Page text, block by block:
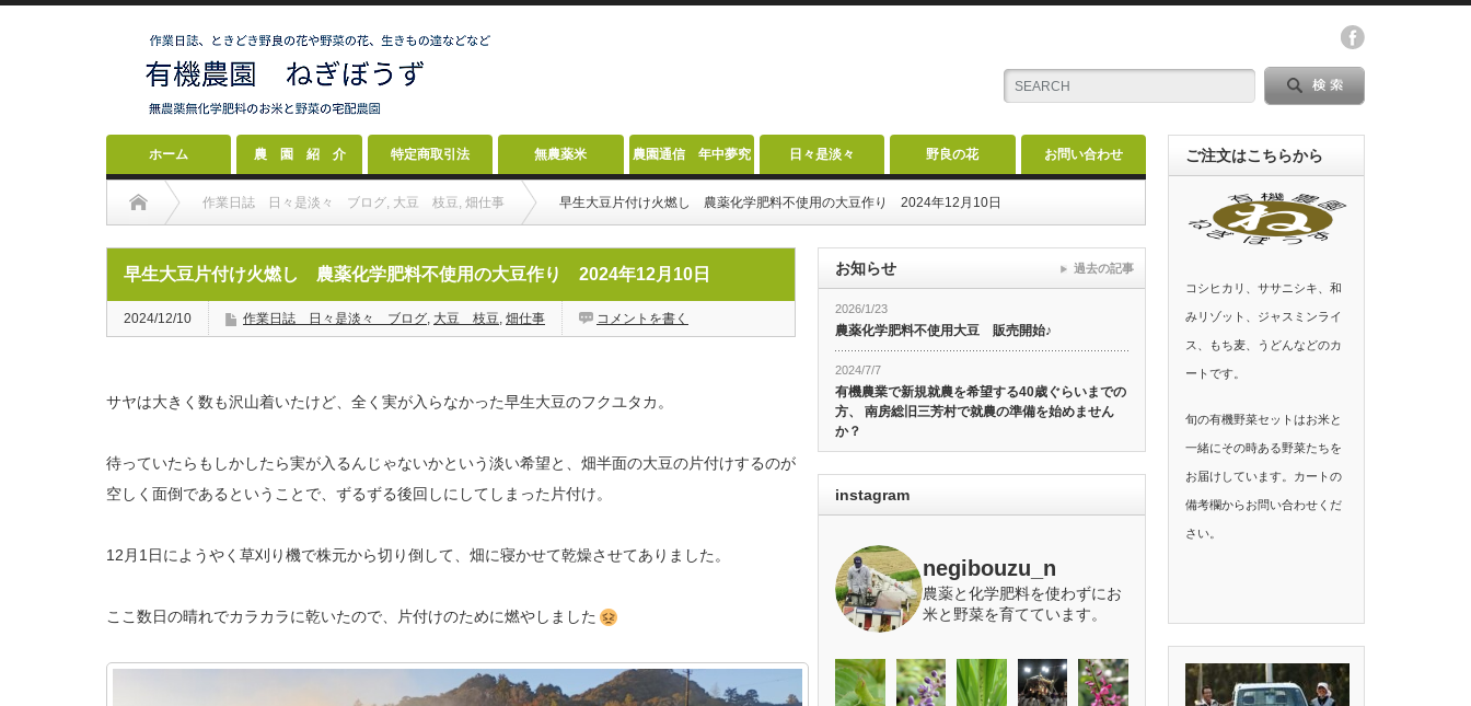
ホーム 農 園 紹 介 特定商取引法 無農薬米 農園通信 年中夢究 日々是淡々 野良の花 お問い合わせ
作業日誌 日々是淡々 ブログ, 大豆 枝豆, 畑仕事 早生大豆片付け火燃し 農薬化学肥料不使用の大豆作り 2024年12月10日
早生大豆片付け火燃し 農薬化学肥料不使用の大豆作り 2024年12月10日
2024/12/10 作業日誌 日々是淡々 ブログ, 大豆 枝豆, 畑仕事 コメントを書く
サヤは大きく数も沢山着いたけど、全く実が入らなかった早生大豆のフクユタカ。
待っていたらもしかしたら実が入るんじゃないかという淡い希望と、畑半面の大豆の片付けするのが
空しく面倒であるということで、ずるずる後回しにしてしまった片付け。
12月1日にようやく草刈り機で株元から切り倒して、畑に寝かせて乾燥させてありました。
ここ数日の晴れでカラカラに乾いたので、片付けのために燃やしました
お知らせ
2026/1/23
農薬化学肥料不使用大豆 販売開始♪
2024/7/7
有機農業で新規就農を希望する40歳ぐらいまでの
方、 南房総旧三芳村で就農の準備を始めません
か？
過去の記事
instagram
negibouzu_n
農薬と化学肥料を使わずにお
米と野菜を育てています。
ご注文はこちらから
コシヒカリ、ササニシキ、和
みリゾット、ジャスミンライ
ス、もち麦、うどんなどのカ
ートです。
旬の有機野菜セットはお米と
一緒にその時ある野菜たちを
お届けしています。カートの
備考欄からお問い合わせくだ
さい。